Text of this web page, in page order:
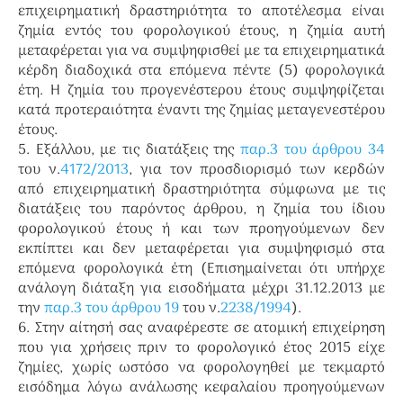
επιχειρηματική δραστηριότητα το αποτέλεσμα είναι
ζημία εντός του φορολογικού έτους, η ζημία αυτή
μεταφέρεται για να συμψηφισθεί με τα επιχειρηματικά
κέρδη διαδοχικά στα επόμενα πέντε (5) φορολογικά
έτη. Η ζημία του προγενέστερου έτους συμψηφίζεται
κατά προτεραιότητα έναντι της ζημίας μεταγενεστέρου
έτους.
5. Εξάλλου, με τις διατάξεις της παρ.3 του άρθρου 34
του ν.4172/2013, για τον προσδιορισμό των κερδών
από επιχειρηματική δραστηριότητα σύμφωνα με τις
διατάξεις του παρόντος άρθρου, η ζημία του ίδιου
φορολογικού έτους ή και των προηγούμενων δεν
εκπίπτει και δεν μεταφέρεται για συμψηφισμό στα
επόμενα φορολογικά έτη (Επισημαίνεται ότι υπήρχε
ανάλογη διάταξη για εισοδήματα μέχρι 31.12.2013 με
τηνπαρ.3 του άρθρου 19του ν.2238/1994).
6. Στην αίτησή σας αναφέρεστε σε ατομική επιχείρηση
που για χρήσεις πριν το φορολογικό έτος 2015 είχε
ζημίες, χωρίς ωστόσο να φορολογηθεί με τεκμαρτό
εισόδημα λόγω ανάλωσης κεφαλαίου προηγούμενων